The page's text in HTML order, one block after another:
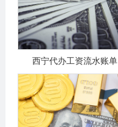
西宁代办工资流水账单